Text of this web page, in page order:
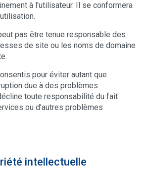
à l'utilisateur. Il se conformera
pas être tenue responsable des
de site ou les noms de domaine
pour éviter autant que
due à des problèmes
toute responsabilité du fait
ou d'autres problèmes
intellectuelle